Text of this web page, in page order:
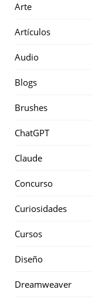
Arte
Artículos
Audio
Blogs
Brushes
ChatGPT
Claude
Concurso
Curiosidades
Cursos
Diseño
Dreamweaver